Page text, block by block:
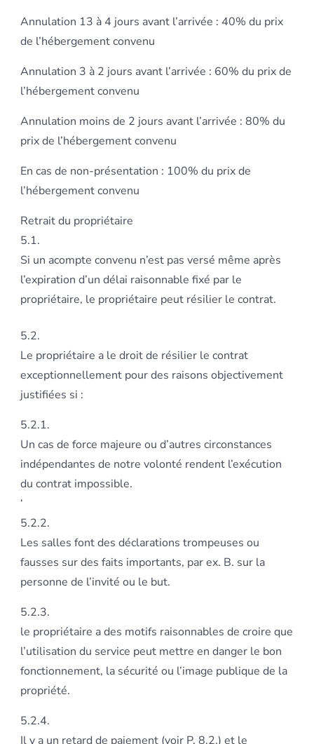
Annulation 13 à 4 jours avant l’arrivée : 40% du prix
de l’hébergement convenu
Annulation 3 à 2 jours avant l’arrivée : 60% du prix de
l’hébergement convenu
Annulation moins de 2 jours avant l’arrivée : 80% du
prix de l’hébergement convenu
En cas de non-présentation : 100% du prix de
l’hébergement convenu
Retrait du propriétaire
5.1.
Si un acompte convenu n’est pas versé même après
l’expiration d’un délai raisonnable fixé par le
propriétaire, le propriétaire peut résilier le contrat.
5.2.
Le propriétaire a le droit de résilier le contrat
exceptionnellement pour des raisons objectivement
justifiées si :
5.2.1.
Un cas de force majeure ou d’autres circonstances
indépendantes de notre volonté rendent l’exécution
du contrat impossible.
‘
5.2.2.
Les salles font des déclarations trompeuses ou
fausses sur des faits importants, par ex. B. sur la
personne de l’invité ou le but.
5.2.3.
le propriétaire a des motifs raisonnables de croire que
l’utilisation du service peut mettre en danger le bon
fonctionnement, la sécurité ou l’image publique de la
propriété.
5.2.4.
Il y a un retard de paiement (voir P. 8.2.) et le